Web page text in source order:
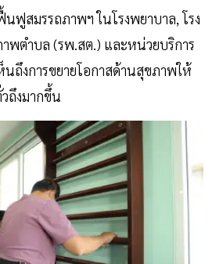
ฟูสมรรถภาพฯ ในโรงพยาบาล, โรง
พตำบล (รพ.สต.) และหน่วยบริการ
ถึงการขยายโอกาสด้านสุขภาพให้
ถึงมากขึ้น